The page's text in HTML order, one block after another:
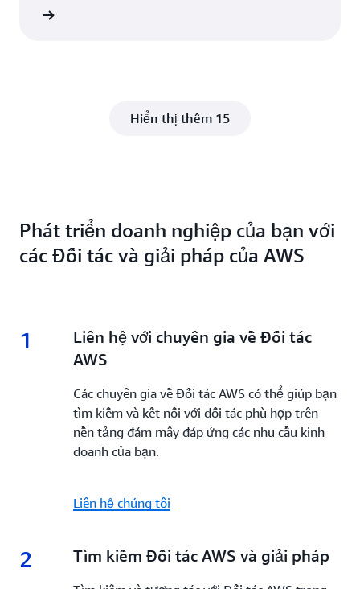
Hiển thị thêm 15
Phát triển doanh nghiệp của bạn với
các Đối tác và giải pháp của AWS
1 1.
Liên hệ với chuyên gia về Đối tác
AWS
Các chuyên gia về Đối tác AWS có thể giúp bạn
tìm kiếm và kết nối với đối tác phù hợp trên
nền tảng đám mây đáp ứng các nhu cầu kinh
doanh của bạn.
Liên hệ chúng tôi
2 2.
Tìm kiếm Đối tác AWS và giải pháp